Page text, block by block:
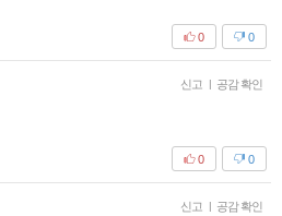
0
0
신고 | 공감 확인
0
0
신고 | 공감 확인